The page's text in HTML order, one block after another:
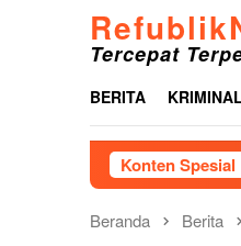
Tercepat
BERITA
Konten Spesial
Terkait Protes Warga
Beranda Berita